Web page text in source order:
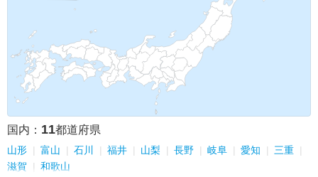
国内： 11都道府県
山形 富山 石川 福井 山梨 長野 岐阜 愛知
三重
滋賀
和歌山